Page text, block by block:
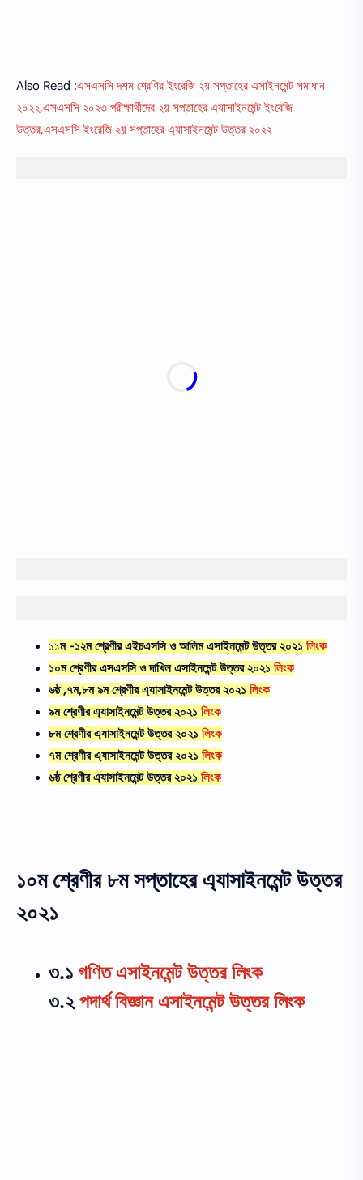
Also Read :এসএসসি দশম শ্রেণির ইংরেজি ২য় সপ্তাহের এসাইনমেন্ট সমাধান
২০২২,এসএসসি ২০২৩ পরীক্ষার্থীদের ২য় সপ্তাহের এ্যাসাইনমেন্ট ইংরেজি
উত্তর,এসএসসি ইংরেজি ২য় সপ্তাহের এ্যাসাইনমেন্ট উত্তর ২০২২
১১ম -১২ম শ্রেণীর এইচএসসি ও আলিম এসাইনমেন্ট উত্তর ২০২১ লিংক
১০ম শ্রেণীর এসএসসি ও দাখিল এসাইনমেন্ট উত্তর ২০২১ লিংক
৬ষ্ঠ ,৭ম,৮ম ৯ম শ্রেণীর এ্যাসাইনমেন্ট উত্তর ২০২১ লিংক
৯ম শ্রেণীর এ্যাসাইনমেন্ট উত্তর ২০২১ লিংক
৮ম শ্রেণীর এ্যাসাইনমেন্ট উত্তর ২০২১ লিংক
৭ম শ্রেণীর এ্যাসাইনমেন্ট উত্তর ২০২১ লিংক
৬ষ্ঠ শ্রেণীর এ্যাসাইনমেন্ট উত্তর ২০২১ লিংক
১০ম শ্রেণীর ৮ম সপ্তাহের এ্যাসাইনমেন্ট উত্তর
২০২১
৩.১ গণিত এসাইনমেন্ট উত্তর লিংক
৩.২পদার্থ বিজ্ঞান এসাইনমেন্ট উত্তর লিংক